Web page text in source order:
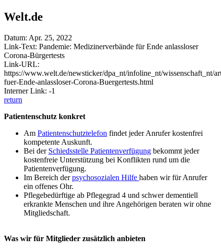
Welt.de
Datum: Apr. 25, 2022
Link-Text: Pandemie: Medizinerverbände für Ende anlassloser
Corona-Bürgertests
Link-URL:
https://www.welt.de/newsticker/dpa_nt/infoline_nt/wissenschaft_nt/
fuer-Ende-anlassloser-Corona-Buergertests.html
Interner Link: -1
return
Patientenschutz konkret
Am Patientenschutztelefon findet jeder Anrufer kostenfrei
kompetente Auskunft.
Bei der Schiedsstelle Patientenverfügung bekommt jeder
kostenfreie Unterstützung bei Konflikten rund um die
Patientenverfügung.
Im Bereich derpsychosozialen Hilfe haben wir für Anrufer
ein offenes Ohr.
Pflegebedürftige ab Pflegegrad 4 und schwer dementiell
erkrankte Menschen und ihre Angehörigen beraten wir ohne
Mitgliedschaft.
Was wir für Mitglieder zusätzlich anbieten